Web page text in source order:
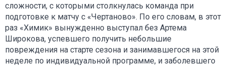
сложности, с которыми столкнулась команда при
подготовке к матчу с «Чертаново». По его словам, в этот
раз «Химик» вынужденно выступал без Артема
Широкова, успевшего получить небольшие
повреждения на старте сезона и занимавшегося на этой
неделе по индивидуальной программе, и заболевшего